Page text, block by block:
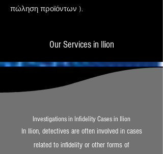
πώληση προϊόντων ).
Our Services in Ilion
Investigations in Infidelity Cases in Ilion
In Ilion, detectives are often involved in cases
related to infidelity or other forms of